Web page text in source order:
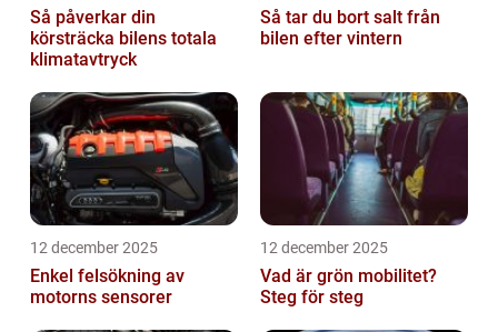
Så påverkar din
körsträcka bilens totala
klimatavtryck
Så tar du bort salt från
bilen efter vintern
12 december 2025
Enkel felsökning av
motorns sensorer
12 december 2025
Vad är grön mobilitet?
Steg för steg